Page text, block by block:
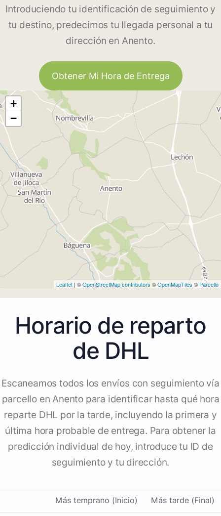
Introduciendo tu identificación de seguimiento y
tu destino, predecimos tu llegada personal a tu
dirección en Anento.
Obtener Mi Hora de Entrega
+
−
Leaflet | ©OpenStreetMap contributors ©OpenMapTiles © Parcello
Horario de reparto
de DHL
Escaneamos todos los envíos con seguimiento vía
parcello en Anento para identificar hasta qué hora
reparte DHL por la tarde, incluyendo la primera y
última hora probable de entrega. Para obtener la
predicción individual de hoy, introduce tu ID de
seguimiento y tu dirección.
Más temprano (Inicio) Más tarde (Final)